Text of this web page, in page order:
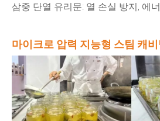
삼중 단열 유리문: 열 손실 방지, 에
마이크로 압력 지능형 스팀 캐비